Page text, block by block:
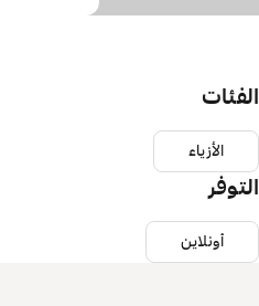
الفئات
الأزياء
التوفر
أونلاين